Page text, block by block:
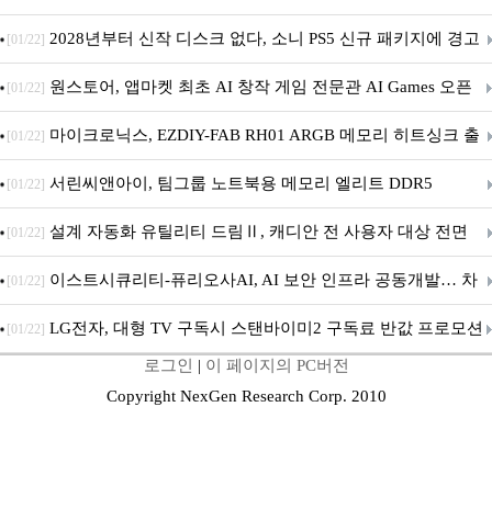
개막... 22일간 진행
[01/22] 2028년부터 신작 디스크 없다, 소니 PS5 신규 패키지에 경고
문 추가
[01/22] 원스토어, 앱마켓 최초 AI 창작 게임 전문관 AI Games 오픈
[01/22] 마이크로닉스, EZDIY-FAB RH01 ARGB 메모리 히트싱크 출
시
[01/22] 서린씨앤아이, 팀그룹 노트북용 메모리 엘리트 DDR5
5600MHz 16GB 출시
[01/22] 설계 자동화 유틸리티 드림Ⅱ, 캐디안 전 사용자 대상 전면
무상 배포
[01/22] 이스트시큐리티-퓨리오사AI, AI 보안 인프라 공동개발… 차
세대 AI 보안 플랫폼 구축
[01/22] LG전자, 대형 TV 구독시 스탠바이미2 구독료 반값 프로모션
로그인 | 이 페이지의 PC버전
Copyright NexGen Research Corp. 2010